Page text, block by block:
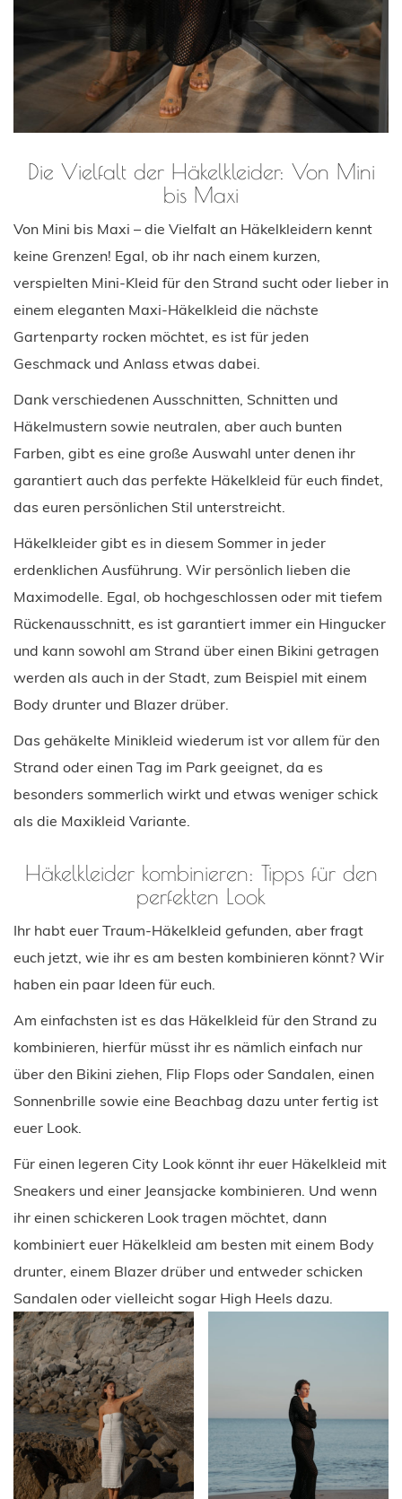
Die Vielfalt der Häkelkleider: Von Mini
bis Maxi
Von Mini bis Maxi – die Vielfalt an Häkelkleidern kennt
keine Grenzen! Egal, ob ihr nach einem kurzen,
verspielten Mini-Kleid für den Strand sucht oder lieber in
einem eleganten Maxi-Häkelkleid die nächste
Gartenparty rocken möchtet, es ist für jeden
Geschmack und Anlass etwas dabei.
Dank verschiedenen Ausschnitten, Schnitten und
Häkelmustern sowie neutralen, aber auch bunten
Farben, gibt es eine große Auswahl unter denen ihr
garantiert auch das perfekte Häkelkleid für euch findet,
das euren persönlichen Stil unterstreicht.
Häkelkleider gibt es in diesem Sommer in jeder
erdenklichen Ausführung. Wir persönlich lieben die
Maximodelle. Egal, ob hochgeschlossen oder mit tiefem
Rückenausschnitt, es ist garantiert immer ein Hingucker
und kann sowohl am Strand über einen Bikini getragen
werden als auch in der Stadt, zum Beispiel mit einem
Body drunter und Blazer drüber.
Das gehäkelte Minikleid wiederum ist vor allem für den
Strand oder einen Tag im Park geeignet, da es
besonders sommerlich wirkt und etwas weniger schick
als die Maxikleid Variante.
Häkelkleider kombinieren: Tipps für den
perfekten Look
Ihr habt euer Traum-Häkelkleid gefunden, aber fragt
euch jetzt, wie ihr es am besten kombinieren könnt? Wir
haben ein paar Ideen für euch.
Am einfachsten ist es das Häkelkleid für den Strand zu
kombinieren, hierfür müsst ihr es nämlich einfach nur
über den Bikini ziehen, Flip Flops oder Sandalen, einen
Sonnenbrille sowie eine Beachbag dazu unter fertig ist
euer Look.
Für einen legeren City Look könnt ihr euer Häkelkleid mit
Sneakers und einer Jeansjacke kombinieren. Und wenn
ihr einen schickeren Look tragen möchtet, dann
kombiniert euer Häkelkleid am besten mit einem Body
drunter, einem Blazer drüber und entweder schicken
Sandalen oder vielleicht sogar High Heels dazu.